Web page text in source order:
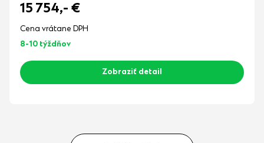
15 754,- €
Cena vrátane DPH
8-10 týždňov
Zobraziť detail